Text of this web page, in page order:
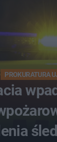
PROKURATURA